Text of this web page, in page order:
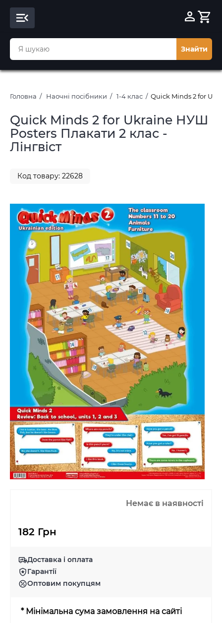
Знайти
Головна Наочні посібники 1-4 клас Quick Minds 2 for
Quick Minds 2 for Ukraine НУШ
Posters Плакати 2 клас -
Лінгвіст
Код товару: 22628
Немає в наявності
182 Грн
Доставка і оплата
Гарантії
Оптовим покупцям
* Мінімальна сума замовлення на сайті